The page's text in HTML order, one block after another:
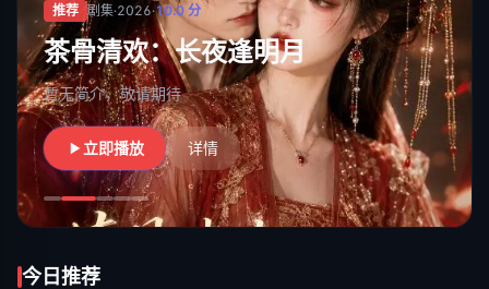
推荐 剧集·2026·10.0 分
茶骨清欢：长夜逢明月
暂无简介，敬请期待
立即播放 详情
今日推荐